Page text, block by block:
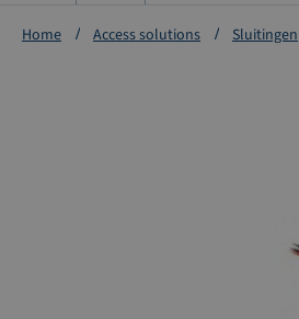
Home Access solutions Sluitingen